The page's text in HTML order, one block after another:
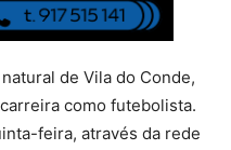
de Vila do Conde,
como futebolista.
feira, através da rede